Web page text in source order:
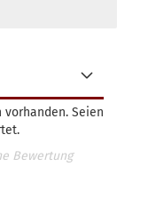
Seien
Bewertung